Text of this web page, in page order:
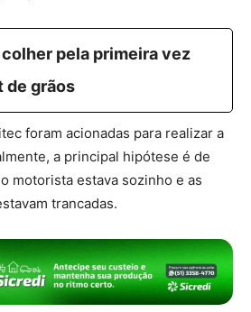
pela primeira vez
de grãos
foram acionadas para realizar a
a principal hipótese é de
motorista estava sozinho e as
trancadas.